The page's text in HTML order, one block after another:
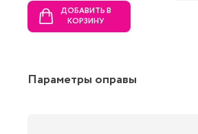
ДОБАВИТЬ В
КОРЗИНУ
Параметры оправы